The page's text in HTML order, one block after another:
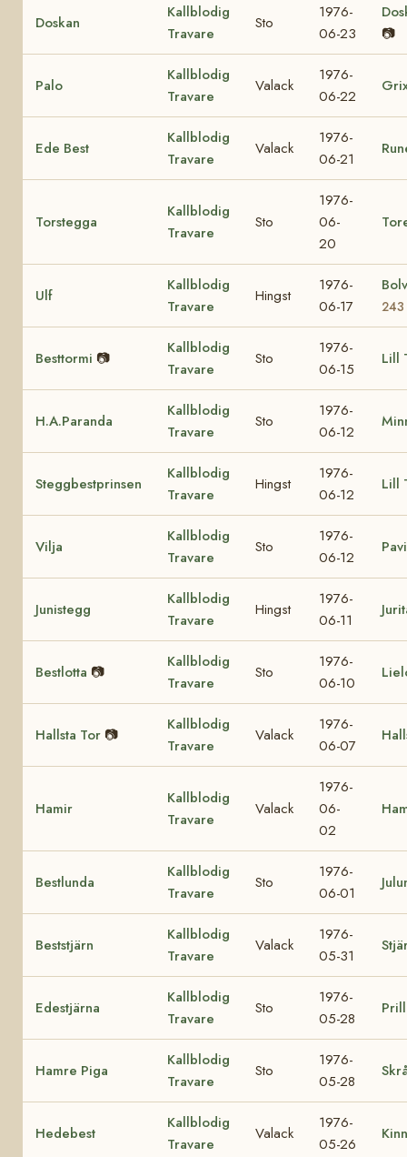
Doskan
Kallblodig
Travare
Sto
1976-
06-23
📷
Palo
Kallblodig
Travare
Valack
1976-
06-22
Ede Best
Kallblodig
Travare
Valack
1976-
06-21
Torstegga
Kallblodig
Travare
Sto
1976-
06-
20
Ulf
Kallblodig
Travare
Hingst
1976-
06-17
243
Besttormi 📷
Kallblodig
Travare
Sto
1976-
06-15
Lill
H.A.Paranda
Kallblodig
Travare
Sto
1976-
06-12
Steggbestprinsen
Kallblodig
Travare
Hingst
1976-
06-12
Lill
Vilja
Kallblodig
Travare
Sto
1976-
06-12
Junistegg
Kallblodig
Travare
Hingst
1976-
06-11
Bestlotta 📷
Kallblodig
Travare
Sto
1976-
06-10
Hallsta Tor 📷
Kallblodig
Travare
Valack
1976-
06-07
Hamir
Kallblodig
Travare
Valack
1976-
06-
02
Bestlunda
Kallblodig
Travare
Sto
1976-
06-01
Beststjärn
Kallblodig
Travare
Valack
1976-
05-31
Edestjärna
Kallblodig
Travare
Sto
1976-
05-28
Hamre Piga
Kallblodig
Travare
Sto
1976-
05-28
Hedebest
Kallblodig
Travare
Valack
1976-
05-26